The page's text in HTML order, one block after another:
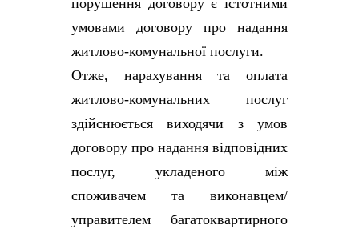
порушення договору є істотними
умовами договору про надання
житлово-комунальної послуги.
Отже, нарахування та оплата
житлово-комунальних послуг
здійснюється виходячи з умов
договору про надання відповідних
послуг, укладеного між
споживачем та виконавцем/
управителем багатоквартирного